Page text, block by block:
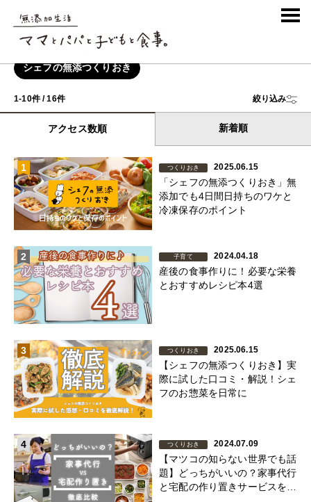
コラム
シェフの無添つくりおき
1-10件 / 16件 絞り込み
アクセス数順 新着順
1 つくりおき 2025.06.15
「シェフの無添つくりおき」無
添加でも4日間日持ちのワケと
冷凍保存のポイント
2 子育て 2024.04.18
産後の食事作りに！必要な栄養
とおすすめレシピ本4選
3 つくりおき 2025.06.15
【シェフの無添つくりおき】実
際に試した口コミ・解説！シェ
フのお惣菜を日常に
4 つくりおき 2024.07.09
【マツコの知らない世界でも話
題】どっちがいいの？家事代行
と宅配の作り置きサービスを徹